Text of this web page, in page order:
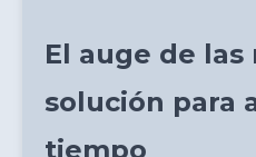
El auge de las
solución para
tiempo